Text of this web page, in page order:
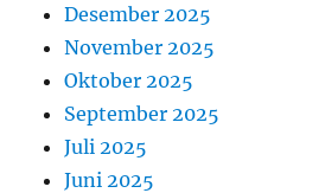
Desember 2025
November 2025
Oktober 2025
September 2025
Juli 2025
Juni 2025